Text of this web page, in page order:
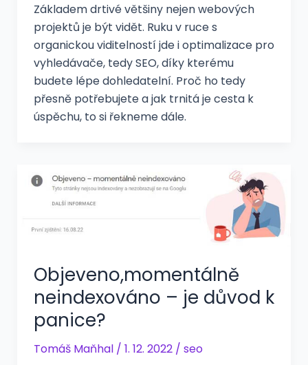
Základem drtivé většiny nejen webových
projektů je být vidět. Ruku v ruce s
organickou viditelností jde i optimalizace pro
vyhledávače, tedy SEO, díky kterému
budete lépe dohledatelní. Proč ho tedy
přesně potřebujete a jak trnitá je cesta k
úspěchu, to si řekneme dále.
Objeveno,momentálně
neindexováno – je důvod k
panice?
Tomáš Maňhal / 1. 12. 2022 / seo